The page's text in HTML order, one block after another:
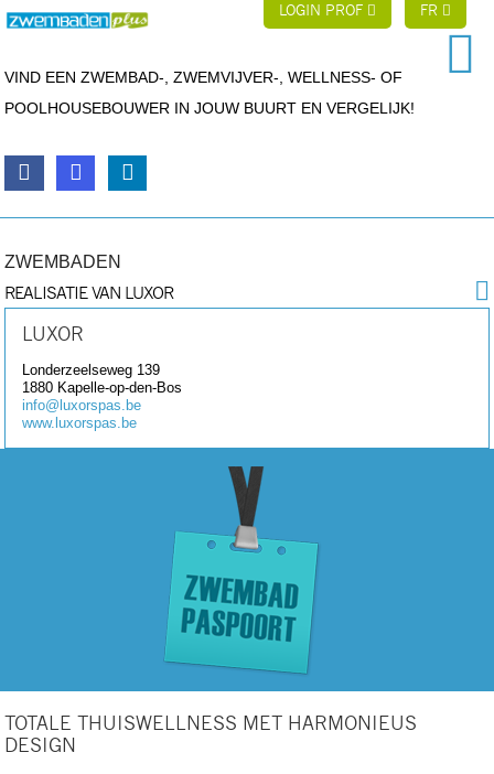
LOGIN PROF FR
VIND EEN ZWEMBAD-, ZWEMVIJVER-, WELLNESS- OF
POOLHOUSEBOUWER IN JOUW BUURT EN VERGELIJK!
ZWEMBADEN
REALISATIE VAN LUXOR
LUXOR
Londerzeelseweg 139
1880 Kapelle-op-den-Bos
info@luxorspas.be
www.luxorspas.be
TOTALE THUISWELLNESS MET HARMONIEUS
DESIGN